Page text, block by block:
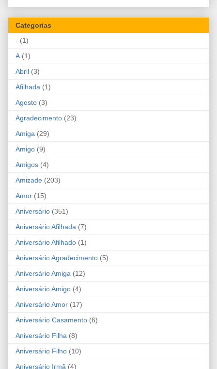
Categorias
- (1)
A (1)
Abril (3)
Afilhada (1)
Agosto (3)
Agradecimento (23)
Amiga (29)
Amigo (9)
Amigos (4)
Amizade (203)
Amor (15)
Aniversário (351)
Aniversário Afilhada (7)
Aniversário Afilhado (1)
Aniversário Agradecimento (5)
Aniversário Amiga (12)
Aniversário Amigo (4)
Aniversário Amor (17)
Aniversário Casamento (6)
Aniversário Filha (8)
Aniversário Filho (10)
Aniversário Irmã (4)